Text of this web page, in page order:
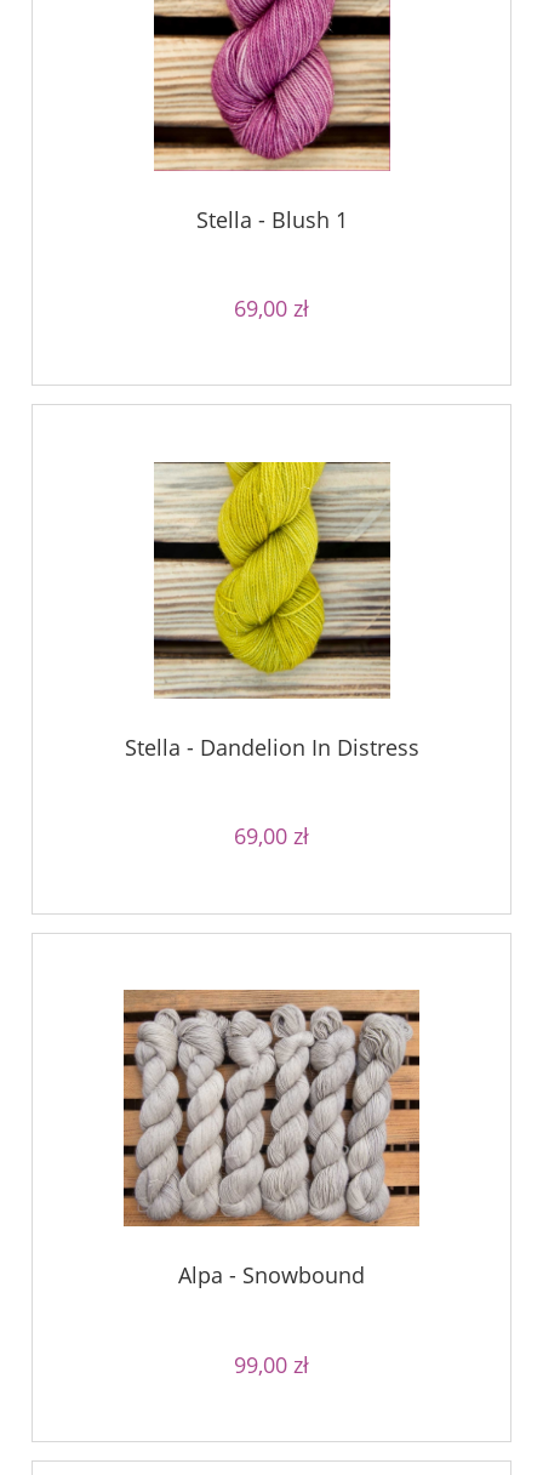
Stella - Blush 1
69,00 zł
Stella - Dandelion In Distress
69,00 zł
Alpa - Snowbound
99,00 zł